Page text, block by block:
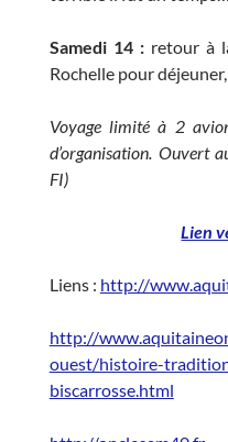
Samedi 14 :retour à
Rochelle pour
Voyage limité à 2
d’organisation. Ouvert
FI)
Lien
Liens : http://
http://
ouest/histoire-
biscarrosse.html